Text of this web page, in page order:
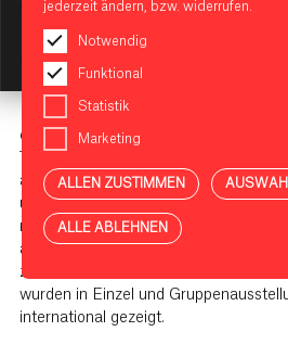
jederzeit ändern, bzw. widerrufen.
Notwendig
Funktional
Statistik
Marketing
ALLEN ZUSTIMMEN
ALLE ABLEHNEN
die leisen, oft unsichtbaren
Leben prägen.
Vasil Berela(geb. 1986, Georgien)
Praxis befasst sich mit Themen wie
Entfremdung und der
einem Architekturstudium an der
an der Kunsthochschule Weißensee
unterrichtet Berela dort Bildhauerei.
menschliche Körper oft als Biomasse
anorganischen Umgebungen
zwischen Innen und Außenraum
wurden in Einzel und
international gezeigt.